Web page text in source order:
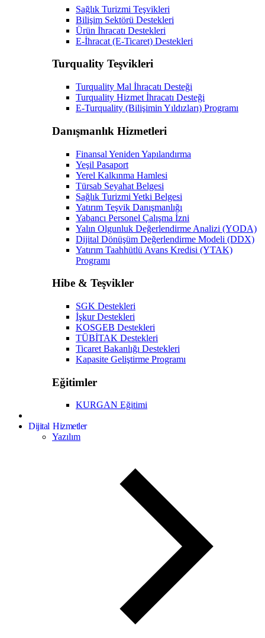
Sağlık Turizmi Teşvikleri
Bilişim Sektörü Destekleri
Ürün İhracatı Destekleri
E-İhracat (E-Ticaret) Destekleri
Turquality Teşvikleri
Turquality Mal İhracatı Desteği
Turquality Hizmet İhracatı Desteği
E-Turquality (Bilişimin Yıldızları) Programı
Danışmanlık Hizmetleri
Finansal Yeniden Yapılandırma
Yeşil Pasaport
Yerel Kalkınma Hamlesi
Türsab Seyahat Belgesi
Sağlık Turizmi Yetki Belgesi
Yatırım Teşvik Danışmanlığı
Yabancı Personel Çalışma İzni
Yalın Olgunluk Değerlendirme Analizi (YODA)
Dijital Dönüşüm Değerlendirme Modeli (DDX)
Yatırım Taahhütlü Avans Kredisi (YTAK)
Programı
Hibe & Teşvikler
SGK Destekleri
İşkur Destekleri
KOSGEB Destekleri
TÜBİTAK Destekleri
Ticaret Bakanlığı Destekleri
Kapasite Geliştirme Programı
Eğitimler
KURGAN Eğitimi
Dijital Hizmetler
Yazılım